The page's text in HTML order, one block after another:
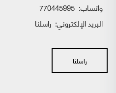
واتساب:
البريد الإلكتروني: راسلنا
راسلنا